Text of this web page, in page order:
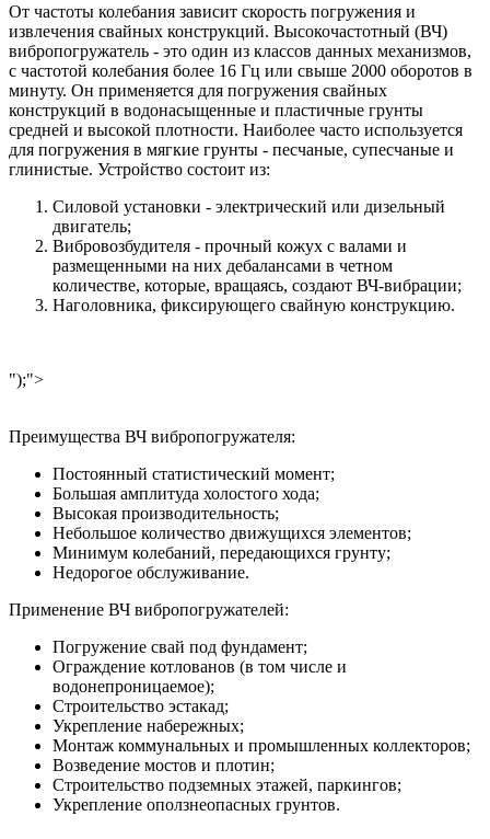
От частоты колебания зависит скорость погружения и
извлечения свайных конструкций. Высокочастотный (ВЧ)
вибропогружатель - это один из классов данных механизмов,
с частотой колебания более 16 Гц или свыше 2000 оборотов в
минуту. Он применяется для погружения свайных
конструкций в водонасыщенные и пластичные грунты
средней и высокой плотности. Наиболее часто используется
для погружения в мягкие грунты - песчаные, супесчаные и
глинистые. Устройство состоит из:
Силовой установки - электрический или дизельный
двигатель;
Вибровозбудителя - прочный кожух с валами и
размещенными на них дебалансами в четном
количестве, которые, вращаясь, создают ВЧ-вибрации;
Наголовника, фиксирующего свайную конструкцию.
");">
Преимущества ВЧ вибропогружателя:
Постоянный статистический момент;
Большая амплитуда холостого хода;
Высокая производительность;
Небольшое количество движущихся элементов;
Минимум колебаний, передающихся грунту;
Недорогое обслуживание.
Применение ВЧ вибропогружателей:
Погружение свай под фундамент;
Ограждение котлованов (в том числе и
водонепроницаемое);
Строительство эстакад;
Укрепление набережных;
Монтаж коммунальных и промышленных коллекторов;
Возведение мостов и плотин;
Строительство подземных этажей, паркингов;
Укрепление оползнеопасных грунтов.